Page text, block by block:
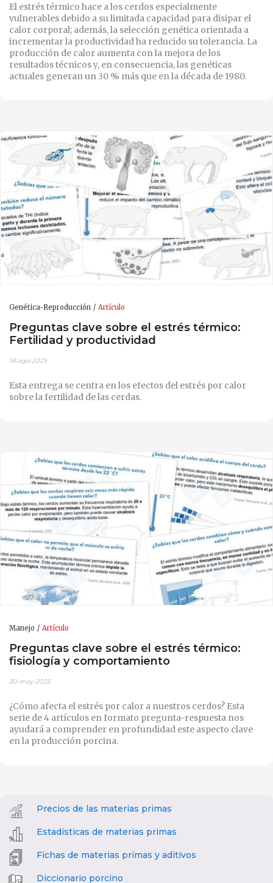
El estrés térmico hace a los cerdos especialmente
vulnerables debido a su limitada capacidad para disipar el
calor corporal; además, la selección genética orientada a
incrementar la productividad ha reducido su tolerancia. La
producción de calor aumenta con la mejora de los
resultados técnicos y, en consecuencia, las genéticas
actuales generan un 30 % más que en la década de 1980.
Genética-Reproducción Artículo
Preguntas clave sobre el estrés térmico:
Fertilidad y productividad
18-ago-2025
Esta entrega se centra en los efectos del estrés por calor
sobre la fertilidad de las cerdas.
Manejo Artículo
Preguntas clave sobre el estrés térmico:
fisiología y comportamiento
30-may-2025
¿Cómo afecta el estrés por calor a nuestros cerdos? Esta
serie de 4 artículos en formato pregunta-respuesta nos
ayudará a comprender en profundidad este aspecto clave
en la producción porcina.
Precios de las materias primas
Estadísticas de materias primas
Fichas de materias primas y aditivos
Diccionario porcino